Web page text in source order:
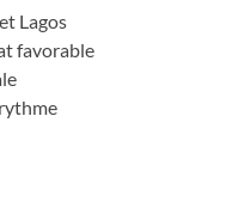
Lagos
favorable